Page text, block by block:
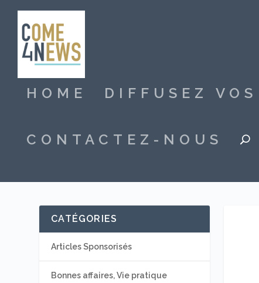
HOME DIFFUSEZ
CONTACTEZ-NOUS
CATÉGORIES
Articles Sponsorisés
Bonnes affaires, Vie pratique